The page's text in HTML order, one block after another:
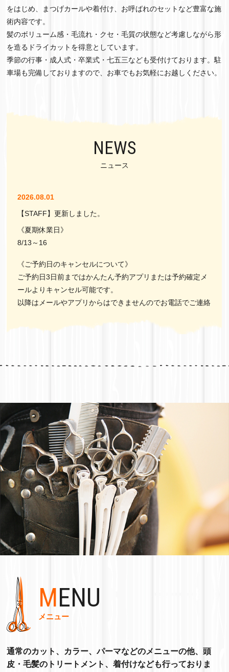
をはじめ、まつげカールや着付け、お呼ばれのセットなど豊富な施
術内容です。
髪のボリューム感・毛流れ・クセ・毛質の状態など考慮しながら形
を造るドライカットを得意としています。
季節の行事・成人式・卒業式・七五三なども受付けております。駐
車場も完備しておりますので、お車でもお気軽にお越しください。
NEWS
ニュース
2026.08.01
【STAFF】更新しました。
《夏期休業日》
8/13～16
《ご予約日のキャンセルについて》
ご予約日3日前まではかんたん予約アプリまたは予約確定メ
ールよりキャンセル可能です。
以降はメールやアプリからはできませんのでお電話でご連絡
公式LINEは配信専用となっておりますのでメッセージいた
【料金改定のお知らせ】
7月1日より物価高騰や光熱費の価格上昇により、料金を改
定致しました。
何卒ご理解いただけますようお願い申し上げます。
2026.05.01
【STAFF】更新しました。
2026.04.01
【STAFF】【COPON】更新しました。
【ご予約について】
メールが届きます。
ご予約前日に『明日のご予約』メールが届きます。
メールのご確認お願い致します。
日時のお間違えの無いようお願いいたします。
MENU
メニュー
通常のカット、カラー、パーマなどのメニューの他、頭
皮・毛髪のトリートメント、着付けなども行っておりま